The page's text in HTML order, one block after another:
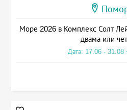
Море 2026 в Комплекс Солт
двама или
Дата: 17.06 - 31.08